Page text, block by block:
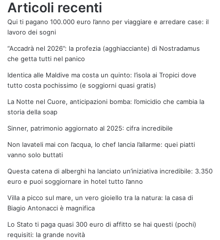
Articoli recenti
Qui ti pagano 100.000 euro l’anno per viaggiare e arredare case: il
lavoro dei sogni
“Accadrà nel 2026”: la profezia (agghiacciante) di Nostradamus
che getta tutti nel panico
Identica alle Maldive ma costa un quinto: l’isola ai Tropici dove
tutto costa pochissimo (e soggiorni quasi gratis)
La Notte nel Cuore, anticipazioni bomba: l’omicidio che cambia la
storia della soap
Sinner, patrimonio aggiornato al 2025: cifra incredibile
Non lavateli mai con l’acqua, lo chef lancia l’allarme: quei piatti
vanno solo buttati
Questa catena di alberghi ha lanciato un’iniziativa incredibile: 3.350
euro e puoi soggiornare in hotel tutto l’anno
Villa a picco sul mare, un vero gioiello tra la natura: la casa di
Biagio Antonacci è magnifica
Lo Stato ti paga quasi 300 euro di affitto se hai questi (pochi)
requisiti: la grande novità